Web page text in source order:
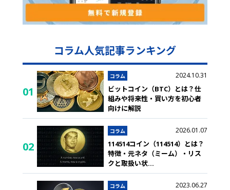
コラム人気記事ランキング
01
コラム 2024.10.31
ビットコイン（BTC）とは？仕
組みや将来性・買い方を初心者
向けに解説
02
コラム 2026.01.07
114514コイン（114514）とは？
特徴・元ネタ（ミーム）・リス
クと取扱い状...
コラム 2023.06.27